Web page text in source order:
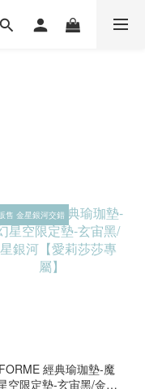
售 金星銀河交錯
經典瑜珈墊-魔
空限定墊-玄宙黑/金星